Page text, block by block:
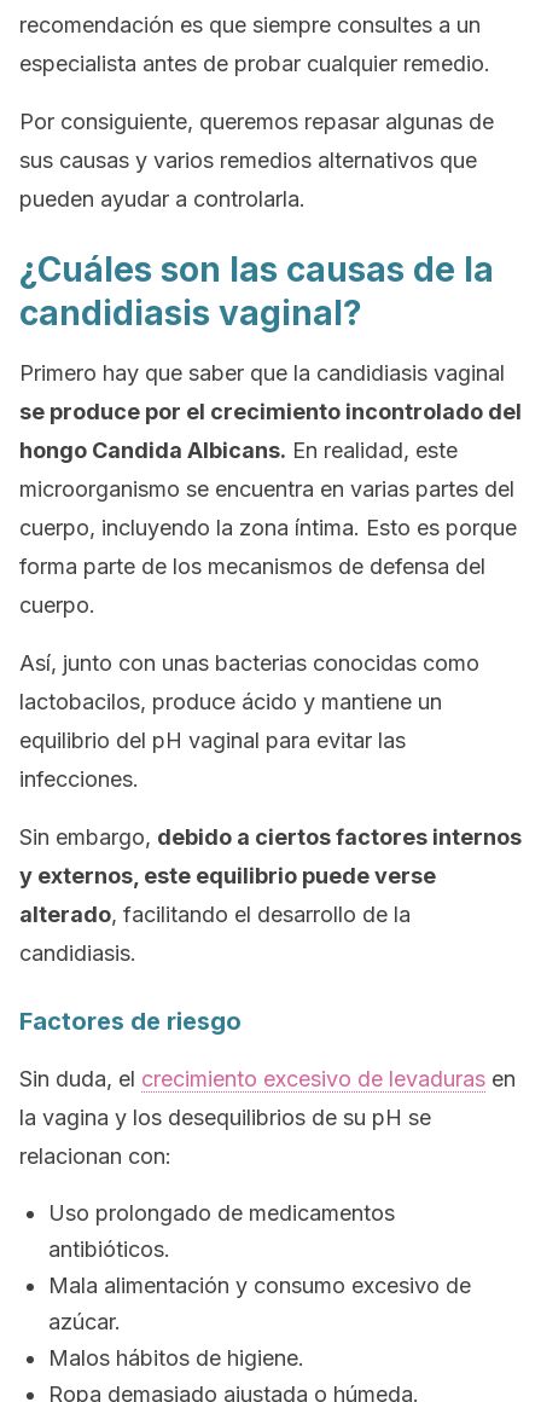
recomendación es que siempre consultes a un
especialista antes de probar cualquier remedio.
Por consiguiente, queremos repasar algunas de
sus causas y varios remedios alternativos que
pueden ayudar a controlarla.
¿Cuáles son las causas de la
candidiasis vaginal?
Primero hay que saber que la candidiasis vaginal
se produce por el crecimiento incontrolado del
hongo Candida Albicans. En realidad, este
microorganismo se encuentra en varias partes del
cuerpo, incluyendo la zona íntima. Esto es porque
forma parte de los mecanismos de defensa del
cuerpo.
Así, junto con unas bacterias conocidas como
lactobacilos, produce ácido y mantiene un
equilibrio del pH vaginal para evitar las
infecciones.
Sin embargo, debido a ciertos factores internos
y externos, este equilibrio puede verse
alterado, facilitando el desarrollo de la
candidiasis.
Factores de riesgo
Sin duda, el crecimiento excesivo de levaduras en
la vagina y los desequilibrios de su pH se
relacionan con:
Uso prolongado de medicamentos
antibióticos.
Mala alimentación y consumo excesivo de
azúcar.
Malos hábitos de higiene.
Ropa demasiado ajustada o húmeda.